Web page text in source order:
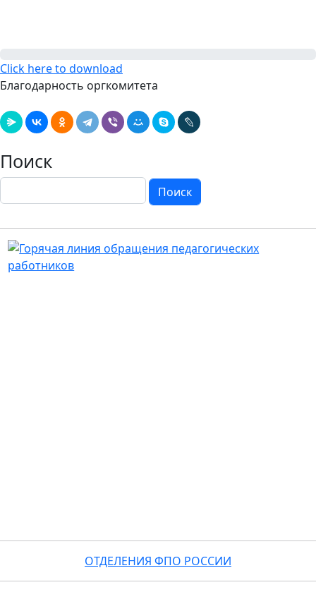
Click here to download
Благодарность оргкомитета
Поиск
Поиск
ОТДЕЛЕНИЯ ФПО РОССИИ